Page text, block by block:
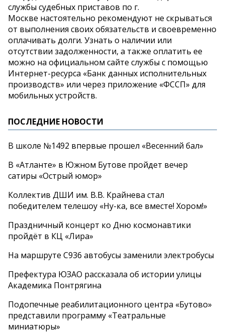
службы судебных приставов по г.
Москве настоятельно рекомендуют не скрываться
от выполнения своих обязательств и своевременно
оплачивать долги. Узнать о наличии или
отсутствии задолженности, а также оплатить ее
можно на официальном сайте службы с помощью
Интернет-ресурса «Банк данных исполнительных
производств» или через приложение «ФССП» для
мобильных устройств.
ПОСЛЕДНИЕ НОВОСТИ
В школе №1492 впервые прошел «Весенний бал»
В «Атланте» в Южном Бутове пройдет вечер
сатиры «Острый юмор»
Коллектив ДШИ им. В.В. Крайнева стал
победителем телешоу «Ну-ка, все вместе! Хором!»
Праздничный концерт ко Дню космонавтики
пройдёт в КЦ «Лира»
На маршруте С936 автобусы заменили электробусы
Префектура ЮЗАО рассказала об истории улицы
Академика Понтрягина
Подопечные реабилитационного центра «Бутово»
представили программу «Театральные
миниатюры»